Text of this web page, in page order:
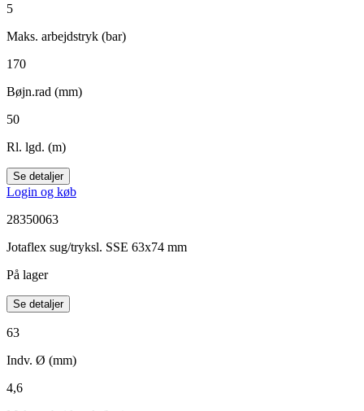
5
Maks. arbejdstryk (bar)
170
Bøjn.rad (mm)
50
Rl. lgd. (m)
Se detaljer
Login og køb
28350063
Jotaflex sug/tryksl. SSE 63x74 mm
På lager
Se detaljer
63
Indv. Ø (mm)
4,6